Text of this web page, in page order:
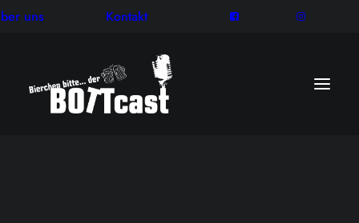
uns Kontakt